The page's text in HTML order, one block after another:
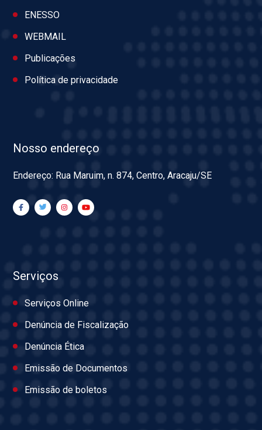
ENESSO
WEBMAIL
Publicações
Política de privacidade
Nosso endereço
Endereço: Rua Maruim, n. 874, Centro, Aracaju/SE
Serviços
Serviços Online
Denúncia de Fiscalização
Denúncia Ética
Emissão de Documentos
Emissão de boletos